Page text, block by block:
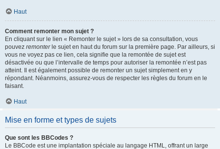
Haut
Comment remonter mon sujet ?
En cliquant sur le lien « Remonter le sujet » lors de sa consultation, vous
pouvez remonterle sujet en haut du forum sur la première page. Par ailleurs, si
vous ne voyez pas ce lien, cela signifie que la remontée de sujet est
désactivée ou que l’intervalle de temps pour autoriser la remontée n’est pas
atteint. Il est également possible de remonter un sujet simplement en y
répondant. Néanmoins, assurez-vous de respecter les règles du forum en le
faisant.
Haut
Mise en forme et types de sujets
Que sont les BBCodes ?
Le BBCode est une implantation spéciale au langage HTML, offrant un large